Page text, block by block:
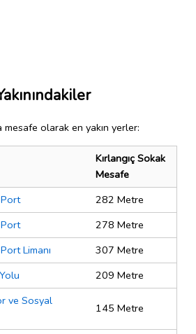
mesafe olarak en yakın yerler:
Kırlangıç Sokak
Mesafe
282 Metre
278 Metre
Limanı
307 Metre
209 Metre
ve Sosyal
145 Metre